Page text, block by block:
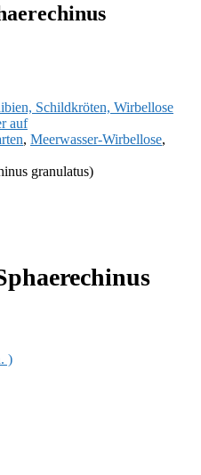
Schildkröten, Wirbellose
auf
, Meerwasser-Wirbellose,
granulatus)
)